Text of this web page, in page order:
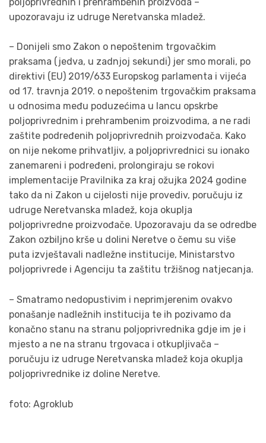
upozoravaju iz udruge Neretvanska mladež.
– Donijeli smo Zakon o nepoštenim trgovačkim
praksama (jedva, u zadnjoj sekundi) jer smo morali, po
direktivi (EU) 2019/633 Europskog parlamenta i vijeća
od 17. travnja 2019. o nepoštenim trgovačkim praksama
u odnosima među poduzećima u lancu opskrbe
poljoprivrednim i prehrambenim proizvodima, a ne radi
zaštite podređenih poljoprivrednih proizvođača. Kako
on nije nekome prihvatljiv, a poljoprivrednici su ionako
zanemareni i podređeni, prolongiraju se rokovi
implementacije Pravilnika za kraj ožujka 2024 godine
tako da ni Zakon u cijelosti nije provediv, poručuju iz
udruge Neretvanska mladež, koja okuplja
poljoprivredne proizvođače. Upozoravaju da se odredbe
Zakon ozbiljno krše u dolini Neretve o čemu su više
puta izvještavali nadležne institucije, Ministarstvo
poljoprivrede i Agenciju ta zaštitu tržišnog natjecanja.
– Smatramo nedopustivim i neprimjerenim ovakvo
ponašanje nadležnih institucija te ih pozivamo da
konačno stanu na stranu poljoprivrednika gdje im je i
mjesto a ne na stranu trgovaca i otkupljivača –
poručuju iz udruge Neretvanska mladež koja okuplja
poljoprivrednike iz doline Neretve.
foto: Agroklub